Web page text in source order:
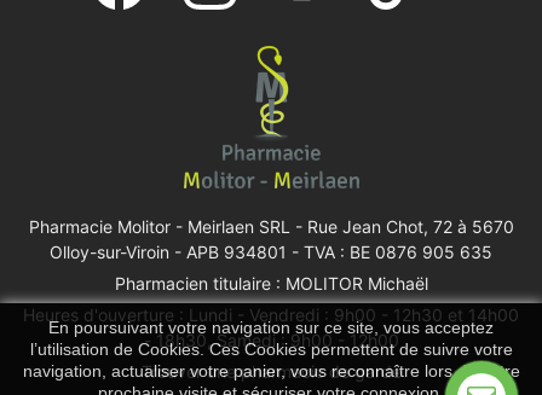
En poursuivant votre navigation sur ce site, vous acceptez
l’utilisation de Cookies. Ces Cookies permettent de suivre votre
navigation, actualiser votre panier, vous reconnaître lors de votre
Pharmacie Molitor - Meirlaen SRL - Rue Jean Chot, 72 à 5670
Olloy-sur-Viroin - APB 934801 - TVA : BE 0876 905 635
Pharmacien titulaire : MOLITOR Michaël
Heures d'ouverture : Lundi - Vendredi : 9h00 - 12h30 et 14h00
- 18h30, Samedi : 9h00 - 12h00
Trouver une pharmacie de garde